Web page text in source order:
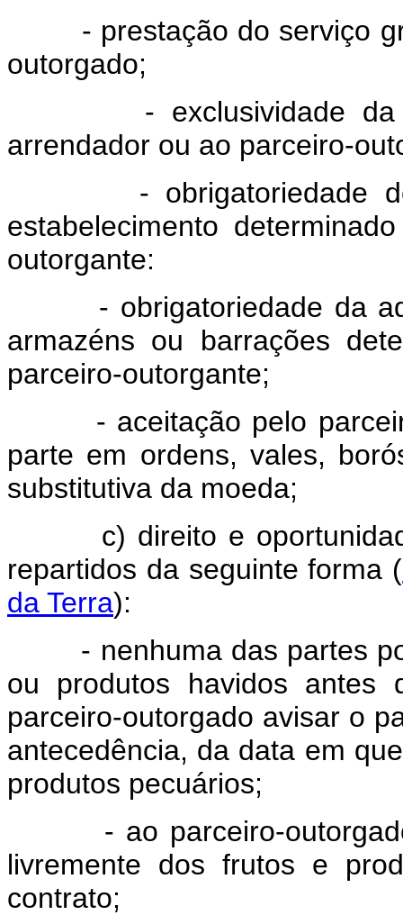
- prestação do serviço
outorgado;
- exclusividade da
arrendador ou ao parceiro-
- obrigatoriedade do
estabelecimento
outorgante:
- obrigatoriedade da
armazéns ou barrações
parceiro-outorgante;
- aceitação pelo
parte em ordens, vales,
substitutiva da moeda;
c) direito e oportunidade
repartidos da seguinte forma (
da Terra):
- nenhuma das partes
ou produtos havidos antes
parceiro-outorgado avisar o
antecedência, da data em
produtos pecuários;
- ao parceiro-outorgado
livremente dos frutos e
contrato;